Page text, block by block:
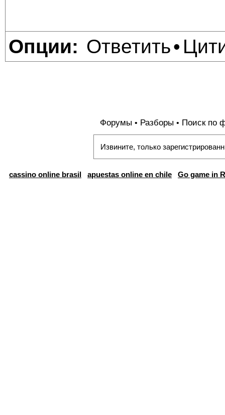
Опции: Ответить•
Форумы • Разборы • Поиск по
Извините, только
cassino online brasil apuestas online en chile Go game in